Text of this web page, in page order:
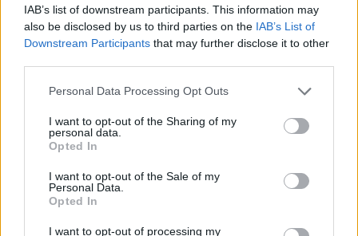
IAB’s list of downstream participants. This information may
also be disclosed by us to third parties on the IAB’s List of
Downstream Participants that may further disclose it to other
Personal Data Processing Opt Outs
I want to opt-out of the Sharing of my
personal data.
Opted In
I want to opt-out of the Sale of my
Personal Data.
Opted In
I want to opt-out of processing my
ΠΟΛΙΤΙΚΉ ΥΓΕΊΑΣ 17/03/2022 - 12:54
ΕΟΔΥ: Καταξιωμένοι Έλληνες επιστήμονες στο
Υγεία στην Ελλάδα